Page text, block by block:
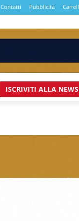
Contatti Pubblicità
ISCRIVITI ALLA